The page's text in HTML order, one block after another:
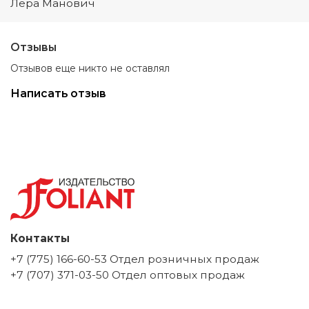
Лера Манович
Отзывы
Отзывов еще никто не оставлял
Написать отзыв
Контакты
+7 (775) 166-60-53 Отдел розничных продаж
+7 (707) 371-03-50 Отдел оптовых продаж